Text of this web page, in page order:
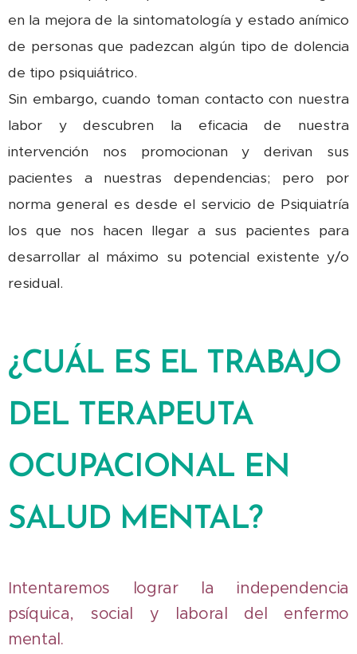
en la mejora de la sintomatología y estado anímico
de personas que padezcan algún tipo de dolencia
de tipo psiquiátrico.
Sin embargo, cuando toman contacto con nuestra
labor y descubren la eficacia de nuestra
intervención nos promocionan y derivan sus
pacientes a nuestras dependencias; pero por
norma general es desde el servicio de Psiquiatría
los que nos hacen llegar a sus pacientes para
desarrollar al máximo su potencial existente y/o
residual.
¿CUÁL ES EL TRABAJO
DEL TERAPEUTA
OCUPACIONAL EN
SALUD MENTAL?
Intentaremos lograr la independencia
psíquica, social y laboral del enfermo
mental.